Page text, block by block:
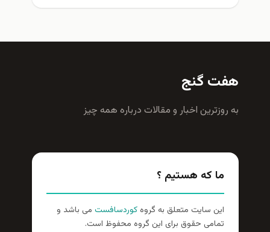
هفت گنج
به روزترين اخبار و مقالات درباره همه چيز
ما که هستیم ؟
این سایت متعلق به گروهکوردسافست می باشد و
تمامی حقوق برای این گروه محفوظ است.